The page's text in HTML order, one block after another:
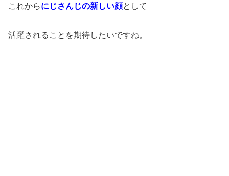
これからにじさんじの新しい顔として
活躍されることを期待したいですね。